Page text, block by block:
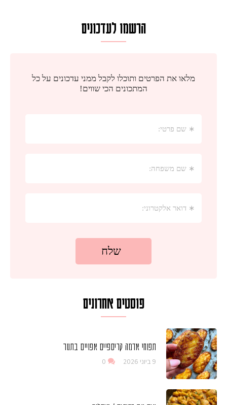
הרשמו לעדכונים
פוסטים אחרונים
תפוחי אדמה קריספיים אפויים בתנור
9 ביוני 2026 0